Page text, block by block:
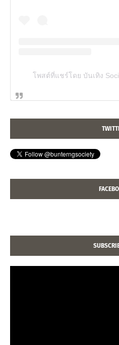
โพสต์ที่แชร์โดย บันเทิง